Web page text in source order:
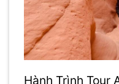
Hành Trình Tour